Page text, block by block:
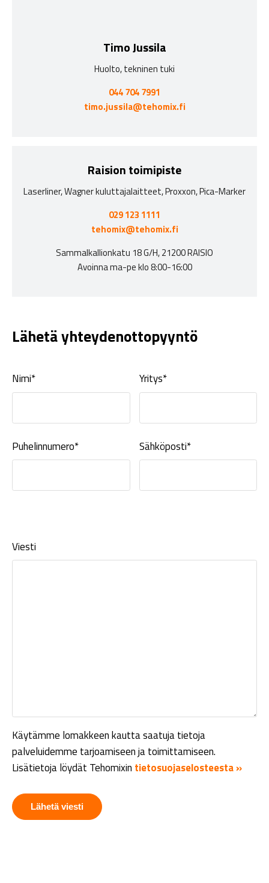
Timo Jussila
Huolto, tekninen tuki
044 704 7991
timo.jussila@tehomix.fi
Raision toimipiste
Laserliner, Wagner kuluttajalaitteet, Proxxon, Pica-Marker
029 123 1111
tehomix@tehomix.fi
Sammalkallionkatu 18 G/H, 21200 RAISIO
Avoinna ma-pe klo 8:00-16:00
Lähetä yhteydenottopyyntö
Nimi* Yritys*
Puhelinnumero* Sähköposti*
Viesti
Käytämme lomakkeen kautta saatuja tietoja
palveluidemme tarjoamiseen ja toimittamiseen.
Lisätietoja löydät Tehomixin tietosuojaselosteesta »